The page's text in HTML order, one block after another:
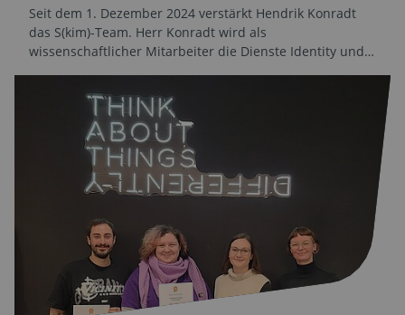
Seit dem 1. Dezember 2024 verstärkt Hendrik Konradt
das S(kim)-Team. Herr Konradt wird als
wissenschaftlicher Mitarbeiter die Dienste Identity und…